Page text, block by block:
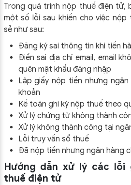
Trong quá trình nộp thuế điện tử,
một số lỗi sau khiến cho việc nộp
sẻ như sau:
Đăng ký sai thông tin khi tiến
Điền sai địa chỉ email, email
quên mật khẩu đăng nhập
Lập giấy nộp tiền nhưng
khoản
Kế toán ghi kỳ nộp thuế theo
Xử lý chứng từ không thành
Xử lý không thành công tại
Lỗi truy vấn sổ thuế
Đã nộp tiền nhưng ngân hàng
Hướng dẫn xử lý các lỗi
thuế điện tử